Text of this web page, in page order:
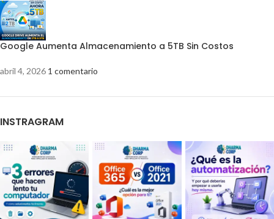
Google Aumenta Almacenamiento a 5TB Sin Costos
abril 4, 2026 1 comentario
INSTRAGRAM